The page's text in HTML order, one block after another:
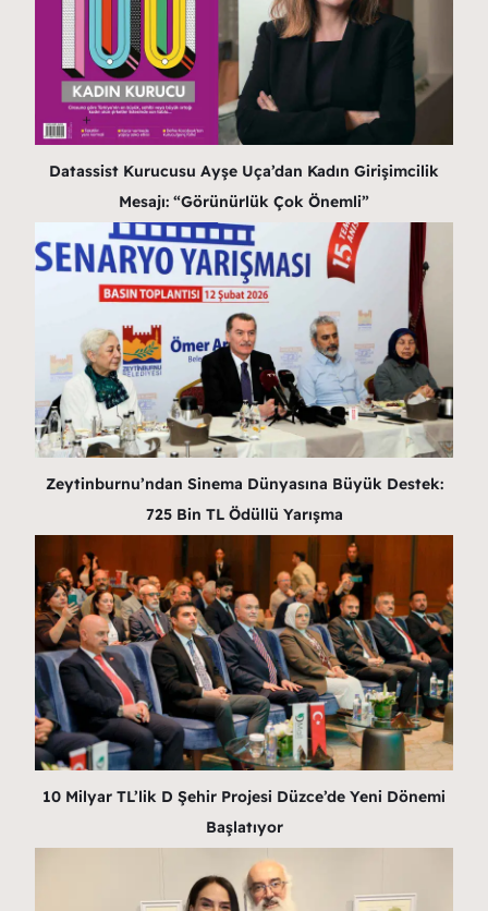
Datassist Kurucusu Ayşe Uça’dan Kadın Girişimcilik
Mesajı: “Görünürlük Çok Önemli”
Zeytinburnu’ndan Sinema Dünyasına Büyük Destek:
725 Bin TL Ödüllü Yarışma
10 Milyar TL’lik D Şehir Projesi Düzce’de Yeni Dönemi
Başlatıyor